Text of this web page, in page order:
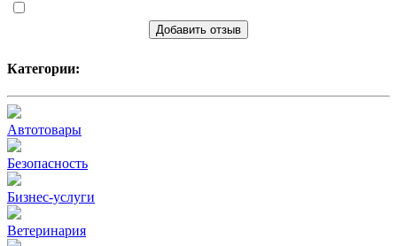
Добавить отзыв
Категории:
Автотовары
Безопасность
Бизнес-услуги
Ветеринария